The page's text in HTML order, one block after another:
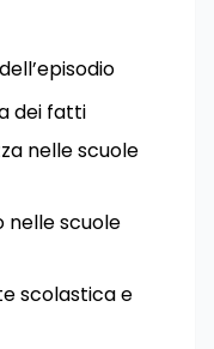
dei fatti
nelle scuole
nelle scuole
scolastica e